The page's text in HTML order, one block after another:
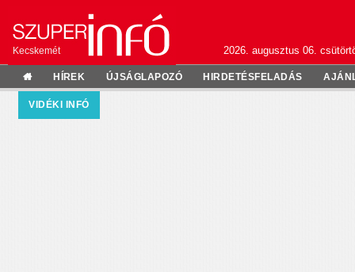
Kecskemét 2026. augusztus 06.
HÍREK ÚJSÁGLAPOZÓ HIRDETÉSFELADÁS
VIDÉKI INFÓ